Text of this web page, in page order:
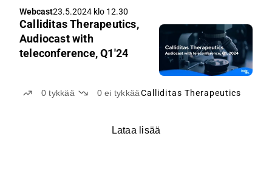
Webcast23.5.2024 klo 12.30
Calliditas Therapeutics,
Audiocast with
teleconference, Q1'24
0tykkää 0ei tykkääCalliditas Therapeutics
Lataa lisää